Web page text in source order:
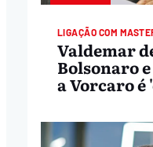
LIGAÇÃO COM
Valdemar
Bolsonaro
a Vorcaro